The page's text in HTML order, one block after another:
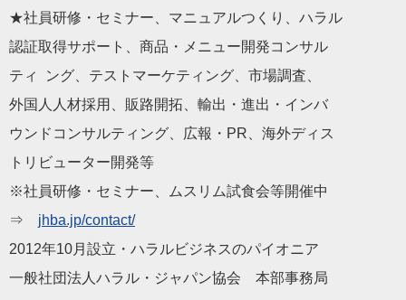
★社員研修・セミナー、マニュアルつくり、ハラル
認証取得サポート、商品・メニュー開発コンサル
ティ ング、テストマーケティング、市場調査、
外国人人材採用、販路開拓、輸出・進出・インバ
ウンドコンサルティング、広報・PR、海外ディス
トリビューター開発等
※社員研修・セミナー、ムスリム試食会等開催中
⇒ jhba.jp/contact/
2012年10月設立・ハラルビジネスのパイオニア
一般社団法人ハラル・ジャパン協会 本部事務局